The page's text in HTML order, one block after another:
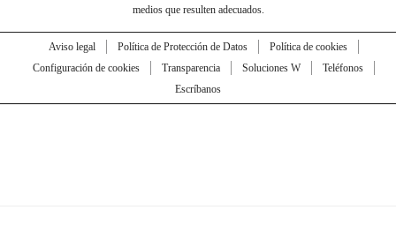
medios que resulten adecuados.
Aviso legal Política de Protección de Datos
Política de cookies
Configuración de cookies
Transparencia Soluciones W
Teléfonos
Escríbanos